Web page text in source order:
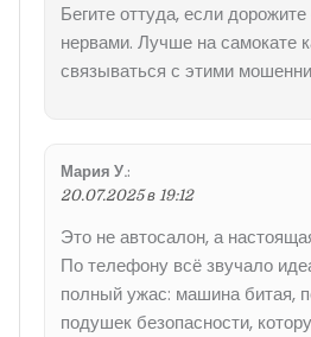
Бегите оттуда, если
нервами. Лучше на самокате
связываться с этими
Мария У.:
20.07.2025 в 19:12
Это не автосалон, а
По телефону всё звучало
полный ужас: машина битая,
подушек безопасности,